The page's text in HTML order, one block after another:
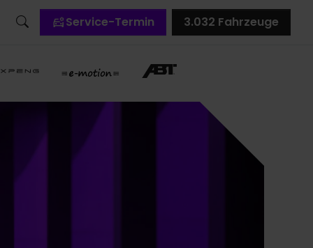
Service-Termin Fahrzeuge
3.032